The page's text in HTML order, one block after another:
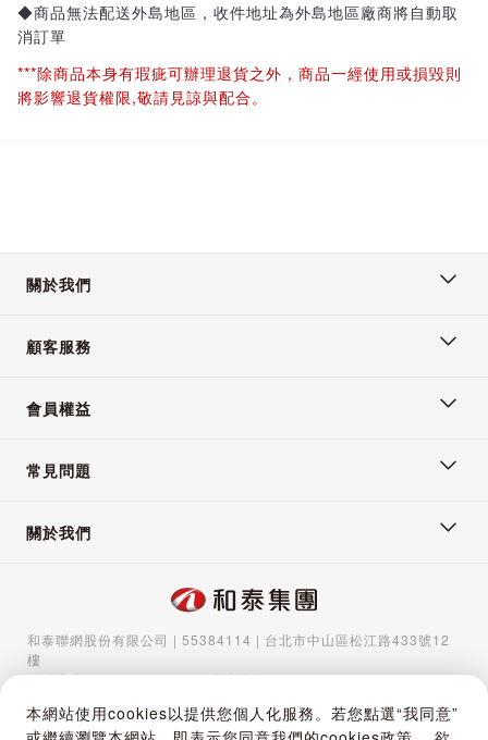
本網站使用cookies以提供您個人化服務。若您點選“我同意”
◆商品無法配送外島地區，收件地址為外島地區廠商將自動取
消訂單
***除商品本身有瑕疵可辦理退貨之外，商品一經使用或損毀則
將影響退貨權限,敬請見諒與配合。
關於我們
顧客服務
會員權益
常見問題
關於我們
和泰聯網股份有限公司 | 55384114 | 台北市中山區松江路433號12
樓
服務專線：02-5570-1788| 聯絡信箱：gocs@hotaigo.com.tw| 服
Copyright © 2024 Hotai Connected Co.,Ltd | Powered by Hotai